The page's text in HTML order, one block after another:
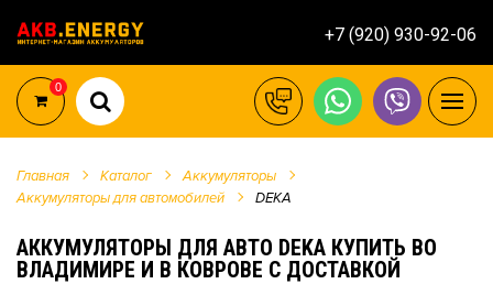
+7 (920) 930-92-06
0
Главная Каталог
Аккумуляторы
Аккумуляторы для автомобилей
DEKA
АККУМУЛЯТОРЫ ДЛЯ АВТО DEKA КУПИТЬ ВО
ВЛАДИМИРЕ И В КОВРОВЕ С ДОСТАВКОЙ